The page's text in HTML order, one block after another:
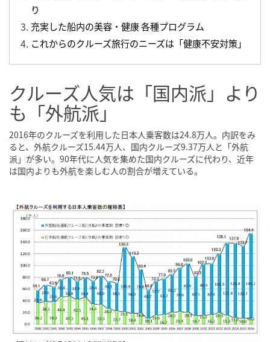
り
充実した船内の美容・健康 各種プログラム
これからのクルーズ旅行のニーズは「健康不安対策」
クルーズ人気は「国内派」より
も「外航派」
2016年のクルーズを利用した日本人乗客数は24.8万人。内訳をみ
ると、外航クルーズ15.44万人、国内クルーズ9.37万人と「外航
派」が多い。90年代に人気を集めた国内クルーズに代わり、近年
は国内よりも外航を楽しむ人の割合が増えている。